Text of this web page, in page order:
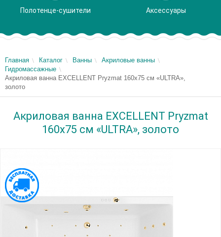
Полотенце-сушители Аксессуары
Главная Каталог Ванны
Акриловые ванны
Гидромассажные
Акриловая ванна EXCELLENT Pryzmat 160x75 см «ULTRA»,
золото
Акриловая ванна EXCELLENT Pryzmat
160x75 см «ULTRA», золото